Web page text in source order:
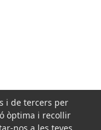
i de tercers per
òptima i recollir